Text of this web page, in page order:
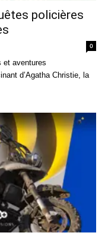
policières
0
et aventures
d’Agatha Christie, la